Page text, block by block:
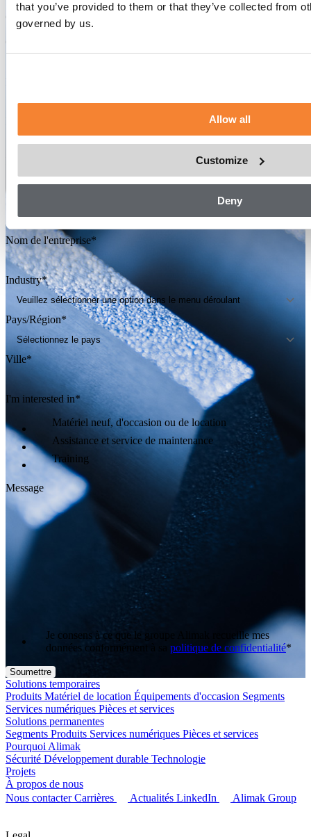
that you’ve provided to them or that they’ve collected from
governed by us.
Allow all
Customize
Deny
Convient aux entrepôts et aux installations logistiques.
Size: 1,4–3,2 m (l) x 1,5–3,1 m (L)
Capacity:
Speed: 0.3 m/s
Numéro de téléphone
Nom de l'entreprise*
Industry*
Pays/Région*
Ville*
I'm interested in*
Matériel neuf, d'occasion ou de location
Assistance et service de maintenance
Training
Message
Je consens à ce que le groupe Alimak recueille mes
données conformément à sa politique de confidentialité*
Solutions temporaires
Produits Matériel de location Équipements d'occasion Segments
Services numériques Pièces et services
Solutions permanentes
Segments Produits Services numériques Pièces et services
Pourquoi Alimak
Sécurité Développement durable Technologie
Projets
À propos de nous
Nous contacter Carrières Actualités LinkedIn Alimak Group